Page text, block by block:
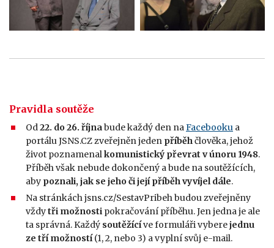
Pravidla soutěže
Od22. do 26. říjnabude každý den naFacebooku a
portálu JSNS.CZ zveřejněn jeden příběhčlověka, jehož
život poznamenalkomunistický převrat v únoru 1948.
Příběh však nebude dokončený a bude na soutěžících,
aby poznali, jak se jeho či její příběh vyvíjel dále.
Na stránkách jsns.cz/SestavPribeh budou zveřejněny
vždytři možnosti pokračování příběhu. Jen jedna je ale
ta správná. Každý soutěžícíve formuláři vyberejednu
ze tří možností(1, 2, nebo 3) a vyplní svůj e-mail.